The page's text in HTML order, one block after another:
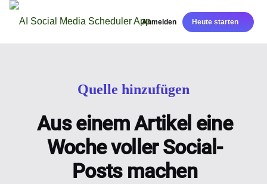
Anmelden Heute starten
Quelle hinzufügen
Aus einem Artikel eine
Woche voller Social-
Posts machen